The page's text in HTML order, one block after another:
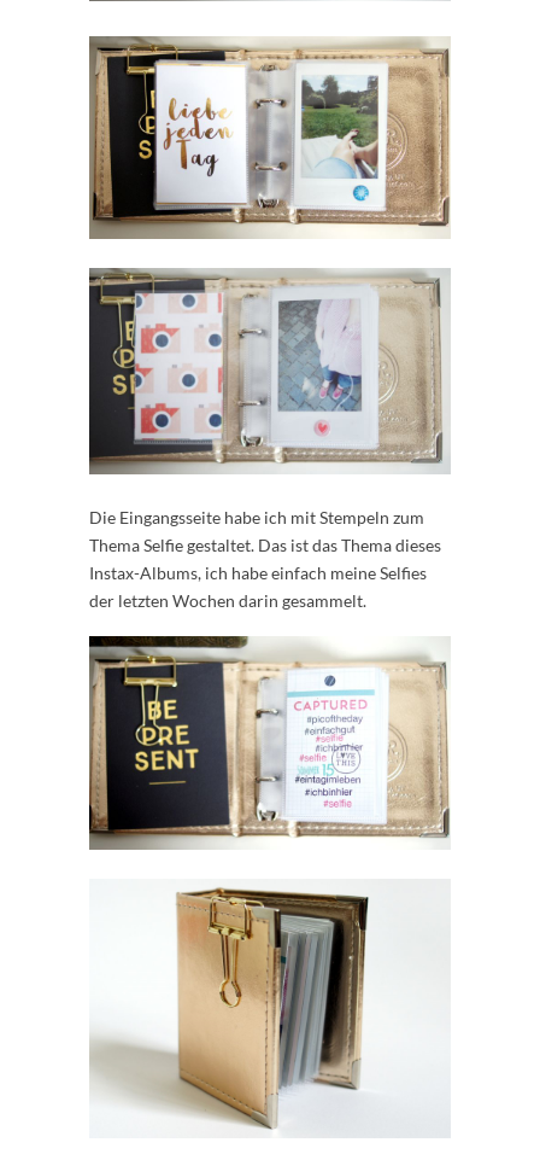
Die Eingangsseite habe ich mit Stempeln zum
Thema Selfie gestaltet. Das ist das Thema dieses
Instax-Albums, ich habe einfach meine Selfies
der letzten Wochen darin gesammelt.